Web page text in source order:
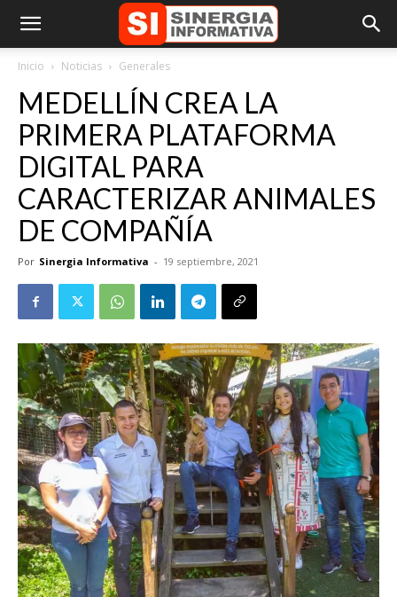
Inicio Noticias Generales
MEDELLÍN CREA LA
PRIMERA PLATAFORMA
DIGITAL PARA
CARACTERIZAR ANIMALES
DE COMPAÑÍA
Por Sinergia Informativa - 19 septiembre, 2021